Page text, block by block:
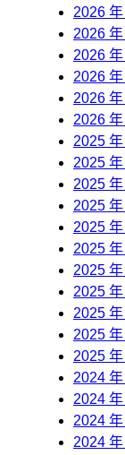
2026 年
2026 年
2026 年
2026 年
2026 年
2026 年
2025 年
2025 年
2025 年
2025 年
2025 年
2025 年
2025 年
2025 年
2025 年
2025 年
2025 年
2024 年
2024 年
2024 年
2024 年